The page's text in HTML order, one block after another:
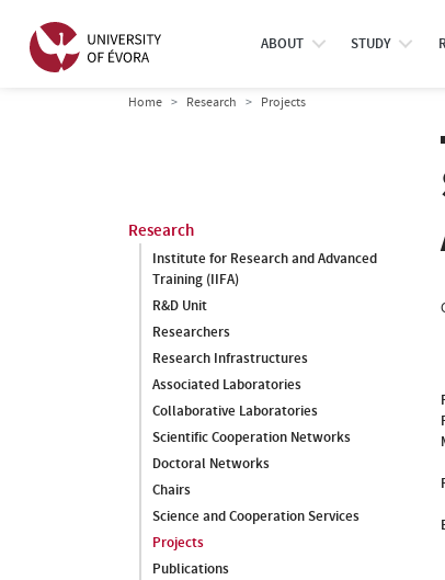
ABOUT STUDY
Home Research Projects
Research
Institute for Research and Advanced
Training (IIFA)
R&D Unit
Researchers
Research Infrastructures
Associated Laboratories
Collaborative Laboratories
Scientific Cooperation Networks
Doctoral Networks
Chairs
Science and Cooperation Services
Projects
Publications